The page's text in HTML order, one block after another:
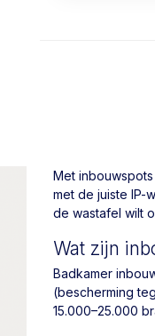
Met
met de juiste IP-
de wastafel wilt
Wat zijn
Badkamer
(bescherming
15.000–25.000